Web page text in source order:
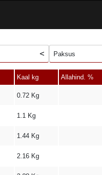
Paksus
Kaal kg Allahind. %
0.72 Kg
1.1 Kg
1.44 Kg
2.16 Kg